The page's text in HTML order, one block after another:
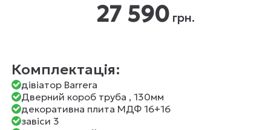
27 590 грн.
Комплектація:
дівіатор Barrera
Дверний короб труба , 130мм
декоративна плита МДФ 16+16
завіси 3